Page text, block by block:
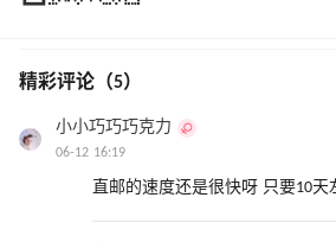
精彩评论（5）
小小巧巧巧克力
06-12 16:19
直邮的速度还是很快呀 只要10天